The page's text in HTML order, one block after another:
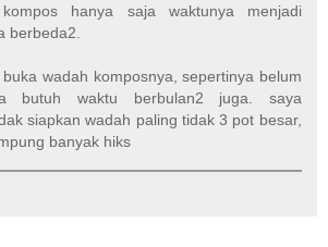
hanya saja waktunya menjadi
berbeda2.
wadah komposnya, sepertinya belum
butuh waktu berbulan2 juga. saya
siapkan wadah paling tidak 3 pot besar,
banyak hiks